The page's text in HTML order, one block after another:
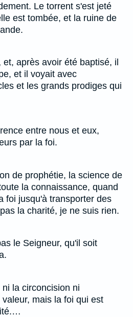
Le torrent s'est jeté
est tombée, et la ruine de
après avoir été baptisé, il
et il voyait avec
et les grands prodiges qui
entre nous et eux,
par la foi.
de prophétie, la science de
la connaissance, quand
foi jusqu'à transporter des
la charité, je ne suis rien.
le Seigneur, qu'il soit
la circoncision ni
mais la foi qui est